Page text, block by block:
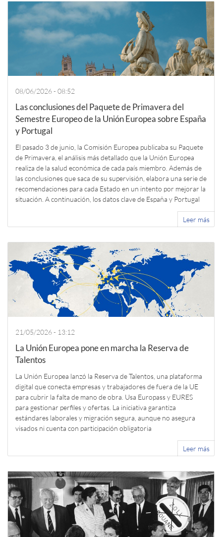
08/06/2026 - 08:52
Las conclusiones del Paquete de Primavera del
Semestre Europeo de la Unión Europea sobre España
y Portugal
El pasado 3 de junio, la Comisión Europea publicaba su Paquete
de Primavera, el análisis más detallado que la Unión Europea
realiza de la salud económica de cada país miembro. Además de
las conclusiones que saca de su supervisión, elabora una serie de
recomendaciones para cada Estado en un intento por mejorar la
situación. A continuación, los datos clave de España y Portugal
Leer más
21/05/2026 - 13:12
La Unión Europea pone en marcha la Reserva de
Talentos
La Unión Europea lanzó la Reserva de Talentos, una plataforma
digital que conecta empresas y trabajadores de fuera de la UE
para cubrir la falta de mano de obra. Usa Europass y EURES
para gestionar perfiles y ofertas. La iniciativa garantiza
estándares laborales y migración segura, aunque no asegura
visados ni cuenta con participación obligatoria
Leer más